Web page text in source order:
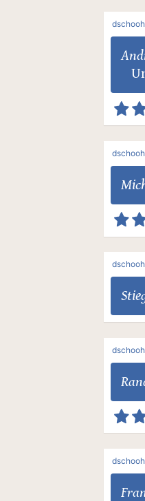
dschooh
dschooh
dschooh
dschooh
dschooh